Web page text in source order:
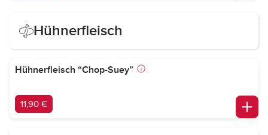
Hühnerfleisch
Hühnerfleisch “Chop-Suey”
11,90 €